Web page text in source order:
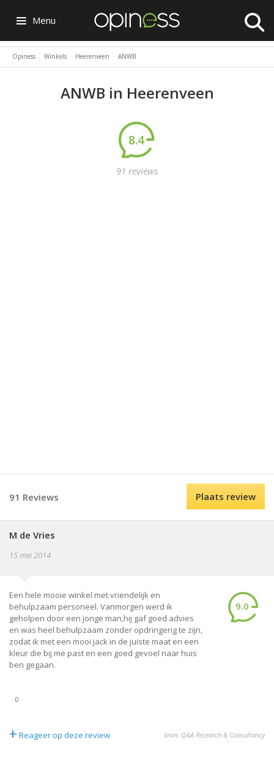
Menu
Opiness Winkels Heerenveen ANWB
ANWB in Heerenveen
8.4
91 reviews
91 Reviews Plaats review
M de Vries
15 mei 2014
Een hele mooie winkel met vriendelijk en
behulpzaam personeel. Vanmorgen werd ik
geholpen door een jonge man,hij gaf goed advies
en was heel behulpzaam zonder opdringerig te zijn,
zodat ik met een mooi jack in de juiste maat en een
kleur die bij me past en een goed gevoel naar huis
ben gegaan.
9.0
0
+ Reageer op deze review bron: Q&A Research & Consultancy